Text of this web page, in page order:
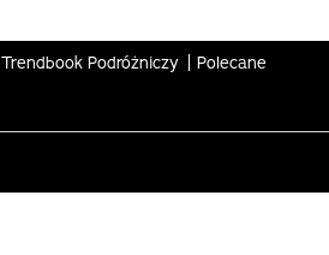
Trendbook Podróżniczy Polecane